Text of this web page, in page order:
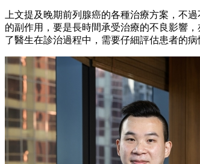
上文提及晚期前列腺癌的各種治療方案，不
的副作用，要是長時間承受治療的不良影響
了醫生在診治過程中，需要仔細評估患者的